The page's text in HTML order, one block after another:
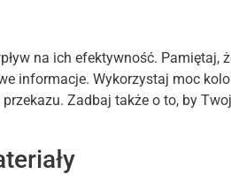
na ich efektywność. Pamiętaj,
informacje. Wykorzystaj moc
Zadbaj także o to, by